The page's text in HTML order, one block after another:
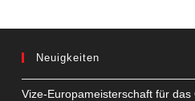
Neuigkeiten
Vize-Europameisterschaft für